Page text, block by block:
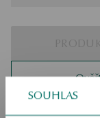
SOUHLAS
Odeslání: asi 4